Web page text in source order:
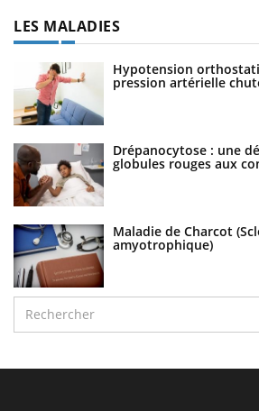
LES MALADIES
Hypotension
pression artérielle
Drépanocytose : une
globules rouges aux
Maladie de Charcot
amyotrophique)